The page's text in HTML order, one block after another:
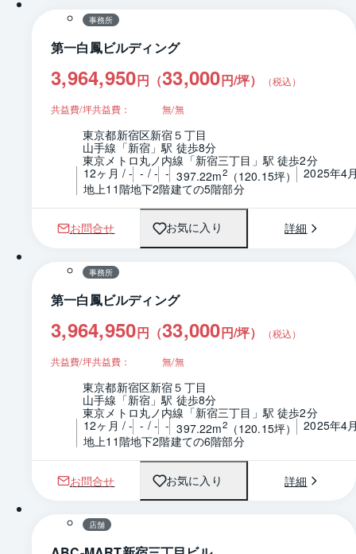
事務所
第一白鳳ビルディング
3,964,950円（33,000円/坪） （税込）
共益費/坪共益費： 無/無
東京都新宿区新宿５丁目
山手線「新宿」駅 徒歩8分
東京メトロ丸ノ内線「新宿三丁目」駅 徒歩2分
12ヶ月 / - - / - - 397.22m2（120.15坪）
2025年4
地上11階地下2階建ての5階部分
お問合せ お気に入り 詳細
1 / 0 間取り
事務所
第一白鳳ビルディング
3,964,950円（33,000円/坪） （税込）
共益費/坪共益費： 無/無
東京都新宿区新宿５丁目
山手線「新宿」駅 徒歩8分
東京メトロ丸ノ内線「新宿三丁目」駅 徒歩2分
12ヶ月 / - - / - - 397.22m2（120.15坪）
2025年4
地上11階地下2階建ての6階部分
お問合せ お気に入り 詳細
1 / 0 間取り
店舗